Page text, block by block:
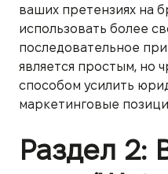
ваших претензиях на
использовать более
последовательное
является простым, но
способом усилить
маркетинговые
Раздел 2: